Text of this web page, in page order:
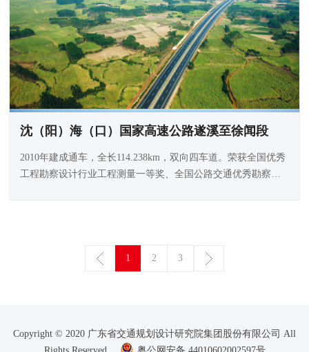
沈（阳）海（口）国家高速公路遂溪至徐闻段
2010年建成通车，全长114.238km，双向四车道。荣获全国优秀
工程勘察设计行业工程测量一等奖、全国公路交通优秀勘察二
1 2 3
Copyright © 2020 广东省交通规划设计研究院集团股份有限公司 All